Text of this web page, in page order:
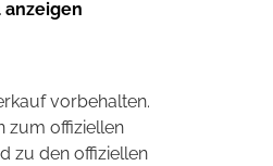
anzeigen
vorbehalten.
zum offiziellen
zu den offiziellen